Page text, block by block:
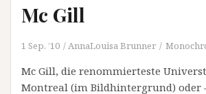
Mc Gill
1 Sep. ’10 AnnaLouisa Brunner
Mc Gill, die renommierteste
Montreal (im Bildhintergrund) oder